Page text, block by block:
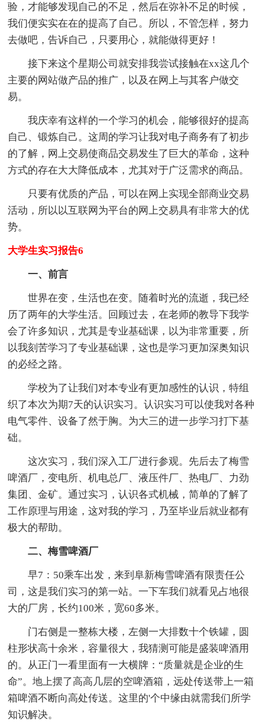
验，才能够发现自己的不足，然后在弥补不足的时候，
我们便实实在在的提高了自己。所以，不管怎样，努力
去做吧，告诉自己，只要用心，就能做得更好！
接下来这个星期公司就安排我尝试接触在xx这几个
主要的网站做产品的推广，以及在网上与其客户做交
易。
我庆幸有这样的一个学习的机会，能够很好的提高
自己、锻炼自己。这周的学习让我对电子商务有了初步
的了解，网上交易使商品交易发生了巨大的革命，这种
方式的存在大大降低成本，尤其对于广泛需求的商品。
只要有优质的产品，可以在网上实现全部商业交易
活动，所以以互联网为平台的网上交易具有非常大的优
势。
大学生实习报告6
一、前言
世界在变，生活也在变。随着时光的流逝，我已经
历了两年的大学生活。回顾过去，在老师的教导下我学
会了许多知识，尤其是专业基础课，以为非常重要，所
以我刻苦学习了专业基础课，这也是学习更加深奥知识
的必经之路。
学校为了让我们对本专业有更加感性的认识，特组
织了本次为期7天的认识实习。认识实习可以使我对各种
电气零件、设备了然于胸。为大三的进一步学习打下基
础。
这次实习，我们深入工厂进行参观。先后去了梅雪
啤酒厂，变电所、机电总厂、液压件厂、热电厂、力劲
集团、金矿。通过实习，认识各式机械，简单的了解了
工作原理与用途，这对我的学习，乃至毕业后就业都有
极大的帮助。
二、梅雪啤酒厂
早7：50乘车出发，来到阜新梅雪啤酒有限责任公
司，这是我们实习的第一站。一下车我们就看见占地很
大的厂房，长约100米，宽60多米。
门右侧是一整栋大楼，左侧一大排数十个铁罐，圆
柱形状高十余米，容量很大，我猜测可能是盛装啤酒用
的。从正门一看里面有一大横牌：“质量就是企业的生
命”。地上摆了高高几层的空啤酒箱，远处传送带上一箱
箱啤酒不断向高处传送。这里的'个中缘由就需我们所学
知识解决。